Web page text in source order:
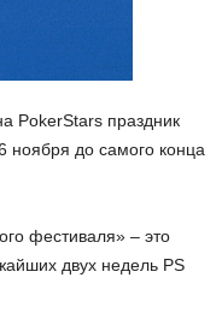
PokerStars праздник
ноября до самого конца
фестиваля» – это
двух недель PS